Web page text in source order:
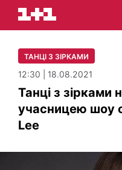
ТАНЦІ З ЗІРКАМИ
12:30 | 18.08.2021
Танці з зірками
учасницею шоу
Lee